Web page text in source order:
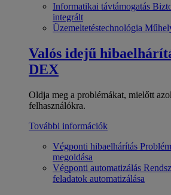
Informatikai távtámogatás
integrált
Üzemeltetéstechnológia
Valós idejű
DEX
Oldja meg a problémákat, mielőtt
felhasználókra.
További információk
Végponti hibaelhárítás
megoldása
Végponti automatizálás
feladatok automatizálása